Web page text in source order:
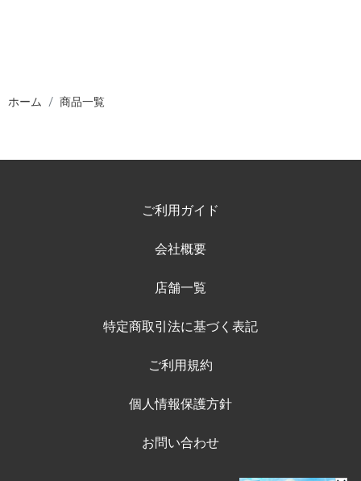
ホーム 商品一覧
ご利用ガイド
会社概要
店舗一覧
特定商取引法に基づく表記
ご利用規約
個人情報保護方針
お問い合わせ